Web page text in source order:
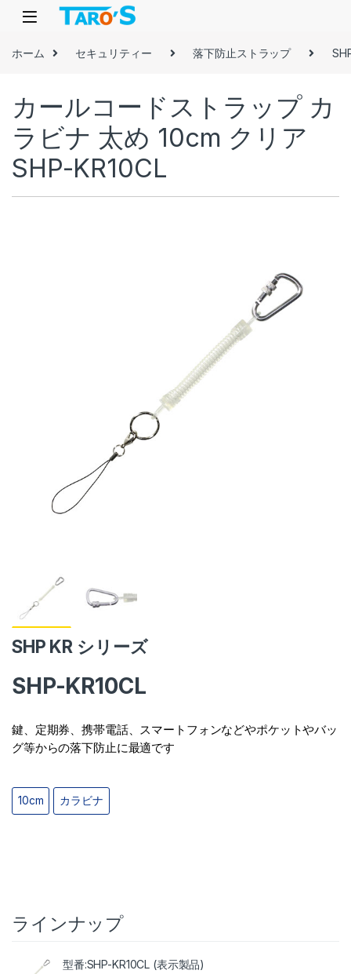
Skip to navigation
Skip to content
ホーム セキュリティー 落下防止ストラップ
カールコードストラップ カ
ラビナ 太め 10cm クリア
SHP-KR10CL
SHP KR シリーズ
SHP-KR10CL
鍵、定期券、携帯電話、スマートフォンなどやポケットやバッ
グ等からの落下防止に最適です
10cm カラビナ
ラインナップ
SHP-KR10CL (表示製品)